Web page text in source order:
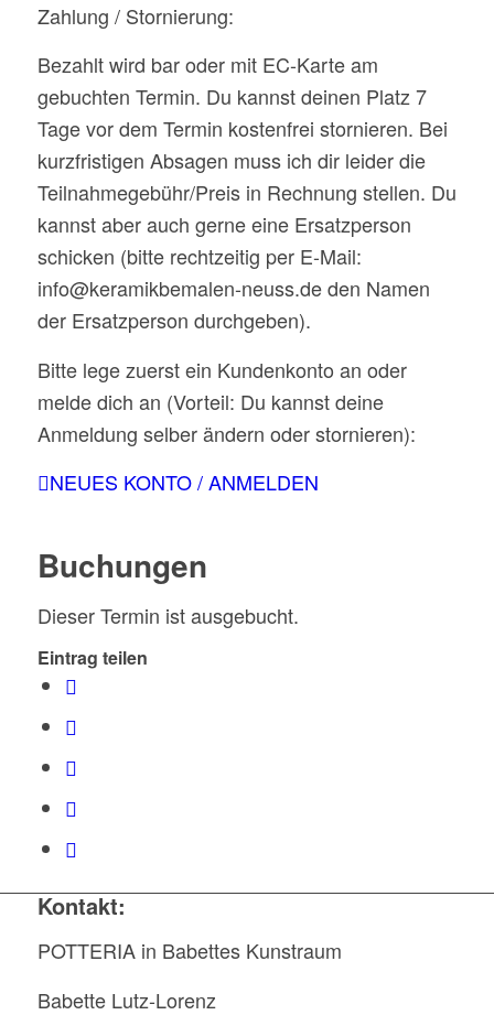
Zahlung / Stornierung:
Bezahlt wird bar oder mit EC-Karte am
gebuchten Termin. Du kannst deinen Platz 7
Tage vor dem Termin kostenfrei stornieren. Bei
kurzfristigen Absagen muss ich dir leider die
Teilnahmegebühr/Preis in Rechnung stellen. Du
kannst aber auch gerne eine Ersatzperson
schicken (bitte rechtzeitig per E-Mail:
info@keramikbemalen-neuss.de den Namen
der Ersatzperson durchgeben).
Bitte lege zuerst ein Kundenkonto an oder
melde dich an (Vorteil: Du kannst deine
Anmeldung selber ändern oder stornieren):
NEUES KONTO / ANMELDEN
Buchungen
Dieser Termin ist ausgebucht.
Eintrag teilen
Kontakt:
POTTERIA in Babettes Kunstraum
Babette Lutz-Lorenz